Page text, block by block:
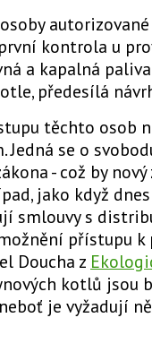
autorizované
kontrola u
a kapalná
předesílá
těchto osob
se o
- což by
jako když
smlouvy s
přístupu k
Doucha z
kotlů jsou
je vyžadují